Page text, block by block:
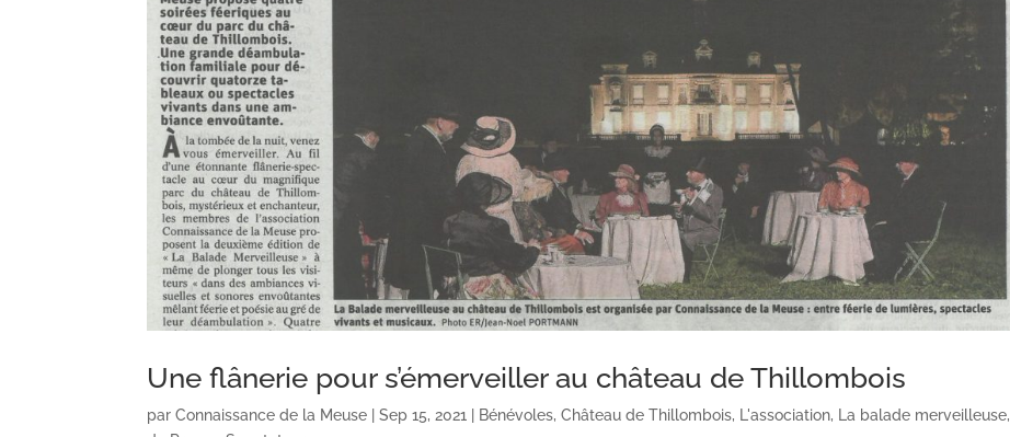
Une flânerie pour s’émerveiller au château de Thillombois
parConnaissance de la Meuse |Sep 15, 2021 Bénévoles,Château de Thillombois, L'association, La balade merveilleuse,